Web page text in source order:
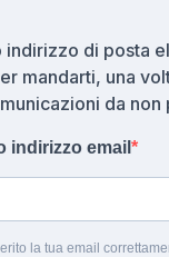
indirizzo di posta
mandarti, una
da non
indirizzo email
la tua email